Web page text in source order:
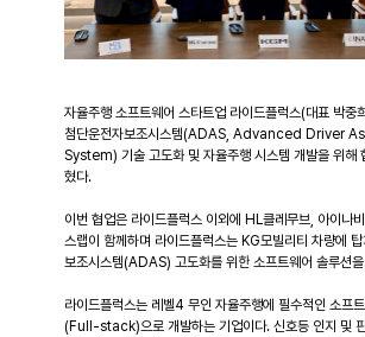
자율주행 소프트웨어 스타트업 라이드플럭스(대표 박중
첨단운전자보조시스템(ADAS, Advanced Driver
System) 기술 고도화 및 자율주행 시스템 개발을 위해
혔다.
이번 협업은 라이드플럭스 이외에 HL클레무브, 아이나
스랩이 함께하며 라이드플럭스는 KG모빌리티 차량에
보조시스템(ADAS) 고도화를 위한 소프트웨어 솔루션
라이드플럭스는 레벨4 무인 자율주행에 필수적인 소프
(Full-stack)으로 개발하는 기업이다. 신호등 인지 및